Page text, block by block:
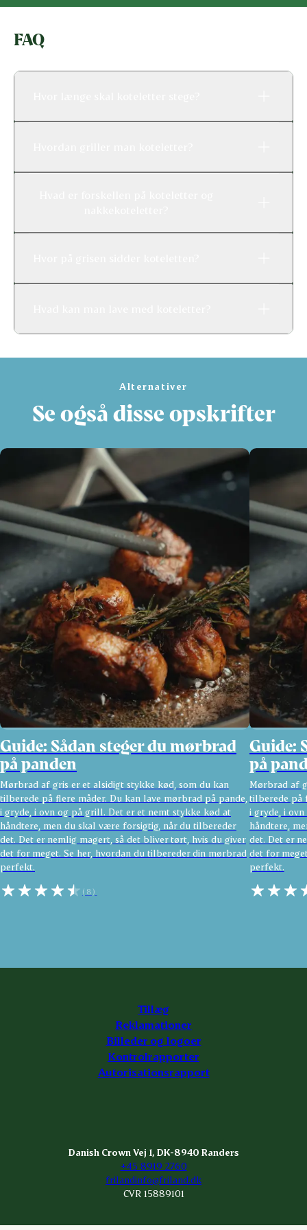
FAQ
Alternativer
Se også disse opskrifter
Guide: Sådan steger du mørbrad
på panden
Mørbrad af gris er et alsidigt stykke kød, som du kan
tilberede på flere måder. Du kan lave mørbrad på pande,
i gryde, i ovn og på grill. Det er et nemt stykke kød at
håndtere, men du skal være forsigtig, når du tilbereder
det. Det er nemlig magert, så det bliver tørt, hvis du giver
det for meget. Se her, hvordan du tilbereder din mørbrad
perfekt.
(8)
Guide:
på
Mørbrad af
tilberede på
i gryde, i
håndtere,
det. Det er
det for
perfekt.
Tillæg
Reklamationer
Billeder og logoer
Kontrolrapporter
Autorisationsrapport
Danish Crown Vej 1, DK-8940 Randers
+45 8919 2760
frilandinfo@friland.dk
CVR 15889101